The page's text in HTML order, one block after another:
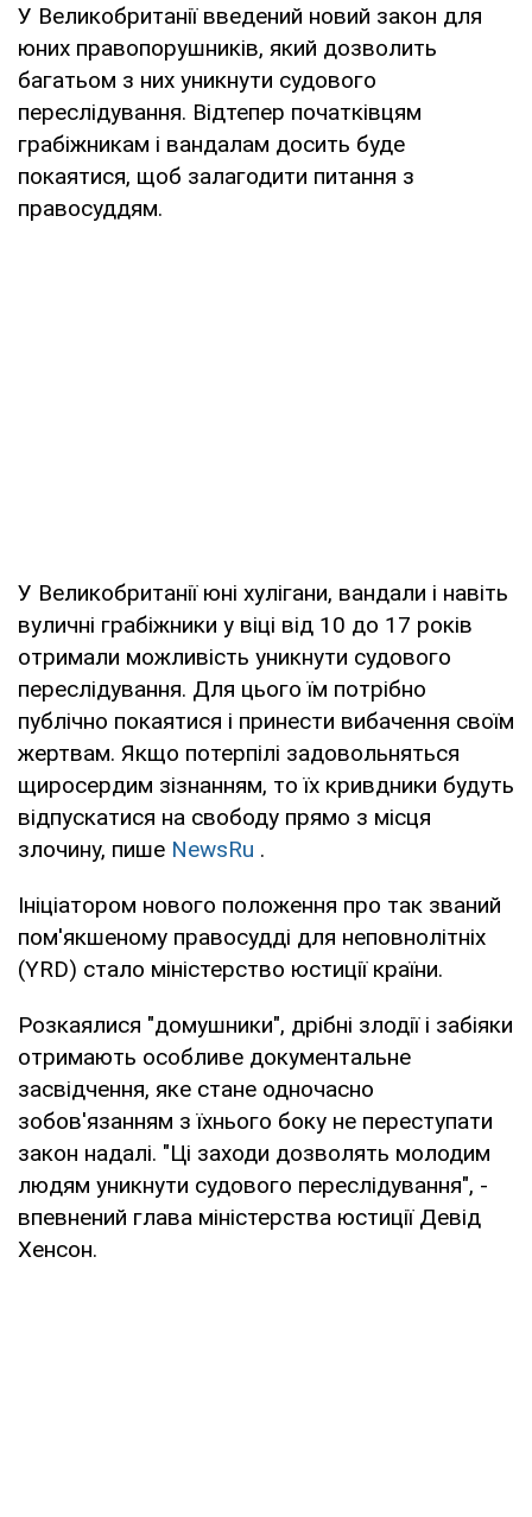
У Великобританії введений новий закон для
юних правопорушників, який дозволить
багатьом з них уникнути судового
переслідування. Відтепер початківцям
грабіжникам і вандалам досить буде
покаятися, щоб залагодити питання з
правосуддям.
У Великобританії юні хулігани, вандали і навіть
вуличні грабіжники у віці від 10 до 17 років
отримали можливість уникнути судового
переслідування. Для цього їм потрібно
публічно покаятися і принести вибачення своїм
жертвам. Якщо потерпілі задовольняться
щиросердим зізнанням, то їх кривдники будуть
відпускатися на свободу прямо з місця
злочину, пише NewsRu .
Ініціатором нового положення про так званий
пом'якшеному правосудді для неповнолітніх
(YRD) стало міністерство юстиції країни.
Розкаялися "домушники", дрібні злодії і забіяки
отримають особливе документальне
засвідчення, яке стане одночасно
зобов'язанням з їхнього боку не переступати
закон надалі. "Ці заходи дозволять молодим
людям уникнути судового переслідування", -
впевнений глава міністерства юстиції Девід
Хенсон.